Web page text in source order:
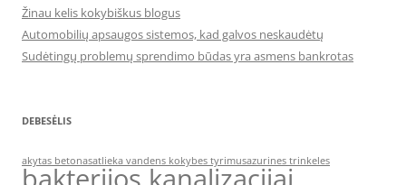
Žinau kelis kokybiškus blogus
Automobilių apsaugos sistemos, kad galvos neskaudėtų
Sudėtingų problemų sprendimo būdas yra asmens bankrotas
DEBESĖLIS
akytas betonasatlieka vandens kokybes tyrimusazurines trinkeles